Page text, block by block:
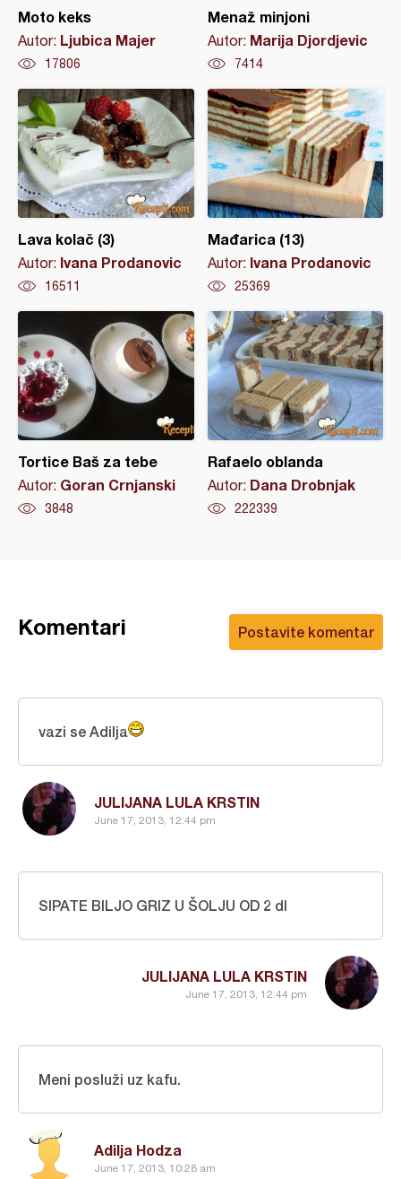
Moto keks
Autor: Ljubica Majer
17806
Menaž minjoni
Autor: Marija Djordjevic
7414
Lava kolač (3)
Autor: Ivana Prodanovic
16511
Mađarica (13)
Autor: Ivana Prodanovic
25369
Tortice Baš za tebe
Autor: Goran Crnjanski
3848
Rafaelo oblanda
Autor: Dana Drobnjak
222339
Postavite komentar
Komentari
JULIJANA LULA KRSTIN
June 17, 2013, 12:44 pm
vazi se Adilja
JULIJANA LULA KRSTIN
June 17, 2013, 12:44 pm
SIPATE BILJO GRIZ U ŠOLJU OD 2 dl
Adilja Hodza
June 17, 2013, 10:28 am
Meni posluži uz kafu.